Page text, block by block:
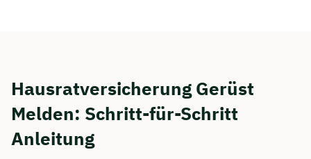
Hausratversicherung Gerüst
Melden: Schritt-für-Schritt
Anleitung